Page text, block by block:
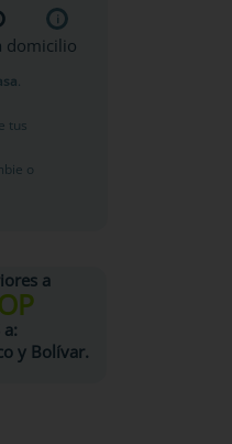
domicilio
tus
o
a
a:
y Bolívar.